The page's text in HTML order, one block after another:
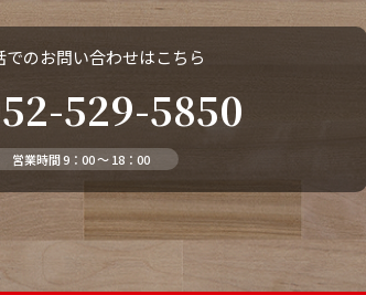
でのお問い合わせはこちら
529-5850
営業時間 9：00 ～ 18：00